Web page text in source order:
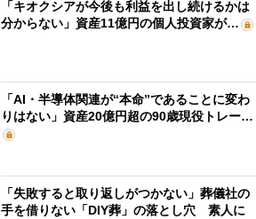
「キオクシアが今後も利益を出し続けるかは
分からない」資産11億円の個人投資家が…
「AI・半導体関連が“本命”であることに変わ
りはない」資産20億円超の90歳現役トレー…
「失敗すると取り返しがつかない」葬儀社の
手を借りない「DIY葬」の落とし穴 素人に